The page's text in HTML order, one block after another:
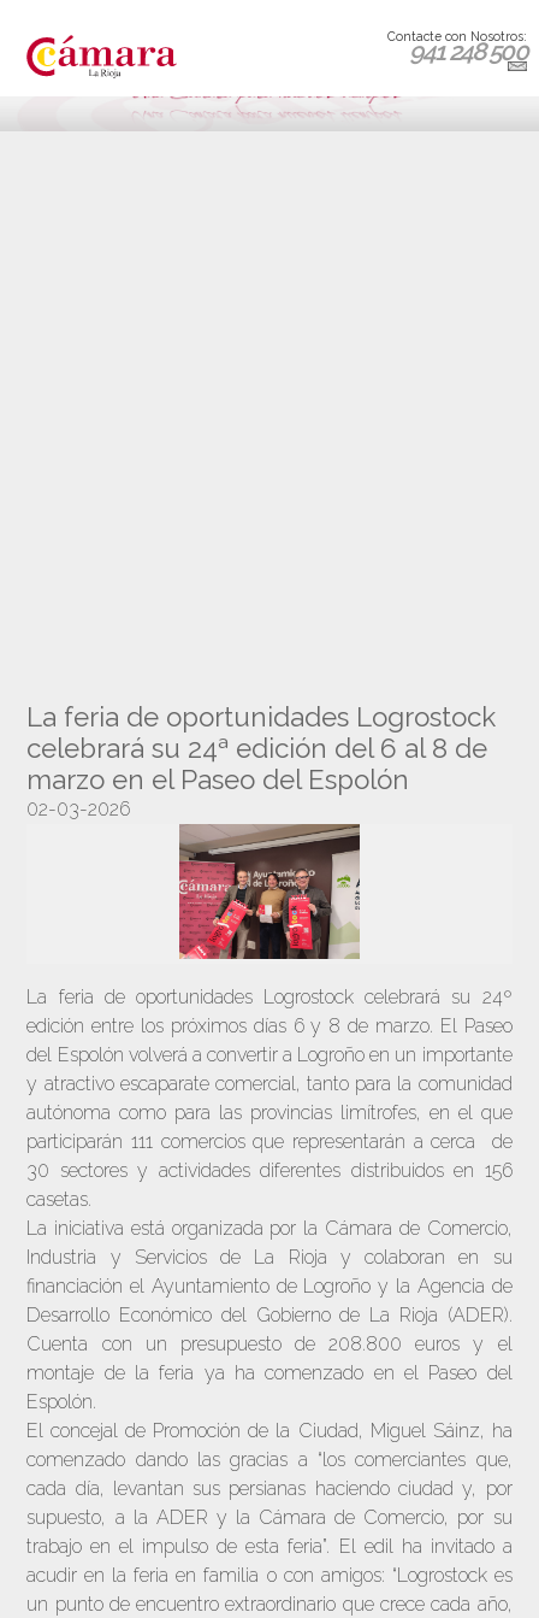
Contacte con Nosotros:
941 248 500
La feria de oportunidades Logrostock
celebrará su 24ª edición del 6 al 8 de
marzo en el Paseo del Espolón
02-03-2026
La feria de oportunidades Logrostock celebrará su 24º
edición entre los próximos días 6 y 8 de marzo. El Paseo
del Espolón volverá a convertir a Logroño en un importante
y atractivo escaparate comercial, tanto para la comunidad
autónoma como para las provincias limítrofes, en el que
participarán 111 comercios que representarán a cerca de
30 sectores y actividades diferentes distribuidos en 156
casetas.
La iniciativa está organizada por la Cámara de Comercio,
Industria y Servicios de La Rioja y colaboran en su
financiación el Ayuntamiento de Logroño y la Agencia de
Desarrollo Económico del Gobierno de La Rioja (ADER).
Cuenta con un presupuesto de 208.800 euros y el
montaje de la feria ya ha comenzado en el Paseo del
Espolón.
El concejal de Promoción de la Ciudad, Miguel Sáinz, ha
comenzado dando las gracias a “los comerciantes que,
cada día, levantan sus persianas haciendo ciudad y, por
supuesto, a la ADER y la Cámara de Comercio, por su
trabajo en el impulso de esta feria”. El edil ha invitado a
acudir en la feria en familia o con amigos: “Logrostock es
un punto de encuentro extraordinario que crece cada año,